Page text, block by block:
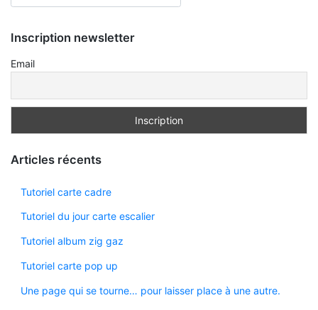
Inscription newsletter
Email
Articles récents
Tutoriel carte cadre
Tutoriel du jour carte escalier
Tutoriel album zig gaz
Tutoriel carte pop up
Une page qui se tourne… pour laisser place à une autre.